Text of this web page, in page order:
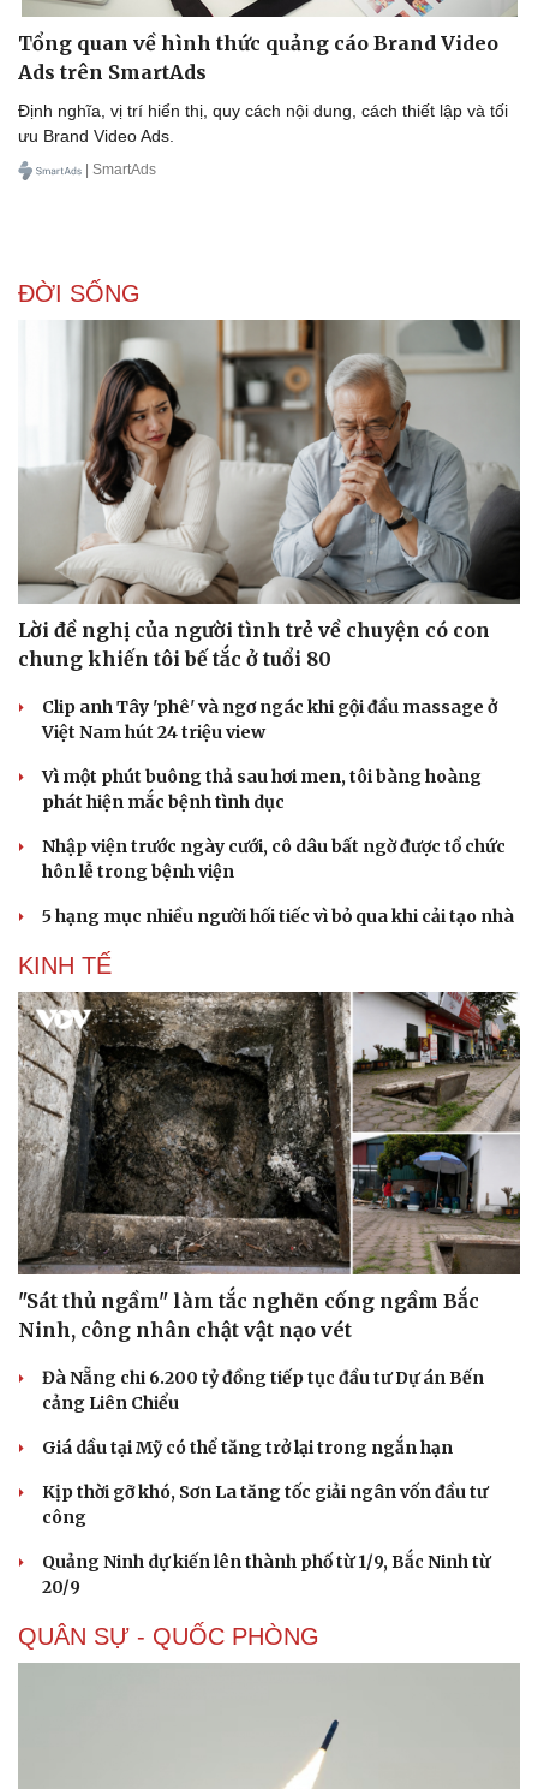
Doanh nghiệp
Thông tin doanh nghiệp
Doanh nghiệp 24h
Vì cộng đồng
Sành điệu
Tin Công nghệ
Đời sống
Nhà đẹp
Tổng quan về hình thức quảng cáo Brand Video
Ads trên SmartAds
Định nghĩa, vị trí hiển thị, quy cách nội dung, cách thiết lập và tối
ưu Brand Video Ads.
| SmartAds
ĐỜI SỐNG
Lời đề nghị của người tình trẻ về chuyện có con
chung khiến tôi bế tắc ở tuổi 80
Clip anh Tây 'phê' và ngơ ngác khi gội đầu massage ở
Việt Nam hút 24 triệu view
Vì một phút buông thả sau hơi men, tôi bàng hoàng
phát hiện mắc bệnh tình dục
Nhập viện trước ngày cưới, cô dâu bất ngờ được tổ chức
hôn lễ trong bệnh viện
5 hạng mục nhiều người hối tiếc vì bỏ qua khi cải tạo nhà
KINH TẾ
"Sát thủ ngầm" làm tắc nghẽn cống ngầm Bắc
Ninh, công nhân chật vật nạo vét
Đà Nẵng chi 6.200 tỷ đồng tiếp tục đầu tư Dự án Bến
cảng Liên Chiểu
Giá dầu tại Mỹ có thể tăng trở lại trong ngắn hạn
Kịp thời gỡ khó, Sơn La tăng tốc giải ngân vốn đầu tư
công
Quảng Ninh dự kiến lên thành phố từ 1/9, Bắc Ninh từ
20/9
QUÂN SỰ - QUỐC PHÒNG